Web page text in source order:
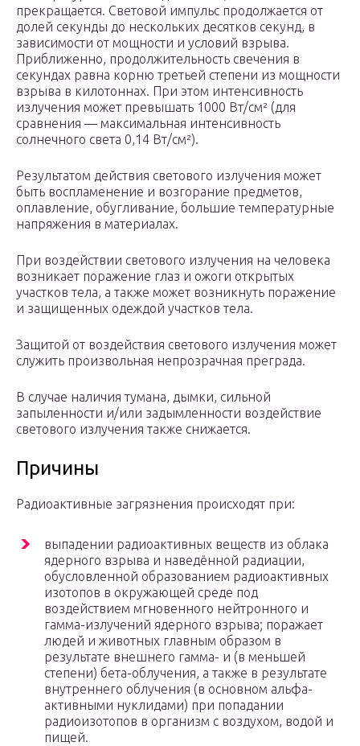
прекращается. Световой импульс продолжается от
долей секунды до нескольких десятков секунд, в
зависимости от мощности и условий взрыва.
Приближенно, продолжительность свечения в
секундах равна корню третьей степени из мощности
взрыва в килотоннах. При этом интенсивность
излучения может превышать 1000 Вт/см² (для
сравнения — максимальная интенсивность
солнечного света 0,14 Вт/см²).
Результатом действия светового излучения может
быть воспламенение и возгорание предметов,
оплавление, обугливание, большие температурные
напряжения в материалах.
При воздействии светового излучения на человека
возникает поражение глаз и ожоги открытых
участков тела, а также может возникнуть поражение
и защищенных одеждой участков тела.
Защитой от воздействия светового излучения может
служить произвольная непрозрачная преграда.
В случае наличия тумана, дымки, сильной
запыленности и/или задымленности воздействие
светового излучения также снижается.
Причины
Радиоактивные загрязнения происходят при:
выпадении радиоактивных веществ из облака
ядерного взрыва и наведённой радиации,
обусловленной образованием радиоактивных
изотопов в окружающей среде под
воздействием мгновенного нейтронного и
гамма-излучений ядерного взрыва; поражает
людей и животных главным образом в
результате внешнего гамма- и (в меньшей
степени) бета-облучения, а также в результате
внутреннего облучения (в основном альфа-
активными нуклидами) при попадании
радиоизотопов в организм с воздухом, водой и
пищей.